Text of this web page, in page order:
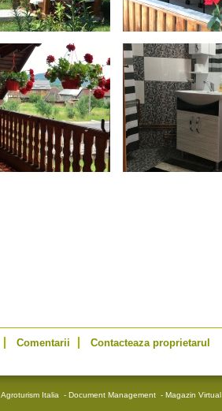
Comentarii Contacteaza proprietarul
Agroturism Italia - Document Management - Magazin Virtual